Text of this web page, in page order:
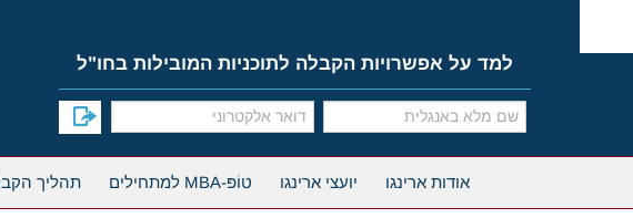
content
למד על אפשרויות הקבלה לתוכניות המובילות בחו"ל
אודות ארינגו יועצי ארינגו טוֹפּ-MBA למתחילים תהליך